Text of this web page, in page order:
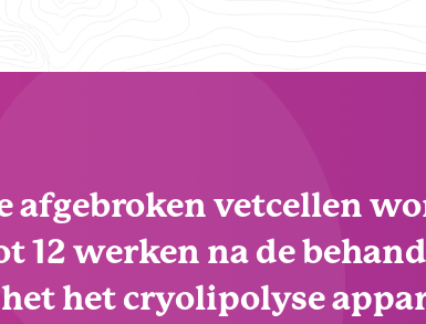
afgebroken vetcellen
12 werken na de
het het cryolipolyse